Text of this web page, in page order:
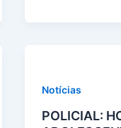
Notícias
POLICIAL: